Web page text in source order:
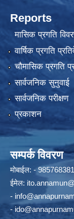
Reports
मासिक प्रगति
वार्षिक प्रगति
चौमासिक प्रगति
सार्वजनिक सुनुवाई
सार्वजनिक परीक्षण
प्रकाशन
सम्पर्क विवरण
मोबाईल: -
ईमेल:
-
-